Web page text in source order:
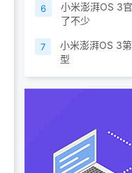
6
小米澎湃OS 3
了不少
7
小米澎湃OS 3
型